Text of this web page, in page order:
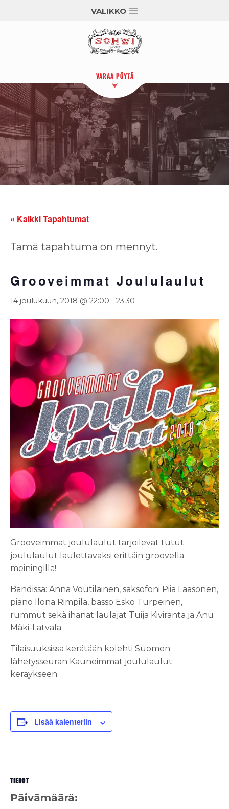
VALIKKO
VARAA PÖYTÄ
« Kaikki Tapahtumat
Tämä tapahtuma on mennyt.
Grooveimmat Joululaulut
14 joulukuun, 2018 @ 22:00 - 23:30
Grooveimmat joululaulut tarjoilevat tutut
joululaulut laulettavaksi erittäin groovella
meiningillä!
Bändissä: Anna Voutilainen, saksofoni Piia Laasonen,
piano Ilona Rimpilä, basso Esko Turpeinen,
rummut sekä ihanat laulajat Tuija Kiviranta ja Anu
Mäki-Latvala.
Tilaisuuksissa kerätään kolehti Suomen
lähetysseuran Kauneimmat joululaulut
keräykseen.
Lisää kalenteriin
TIEDOT
Päivämäärä: